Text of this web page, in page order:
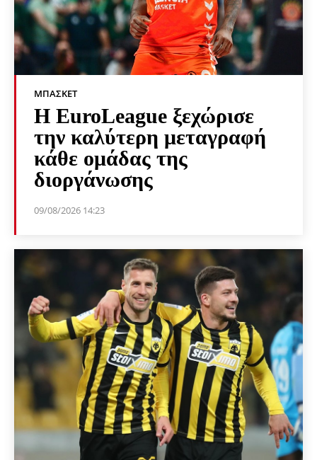
ΜΠΆΣΚΕΤ
Η EuroLeague ξεχώρισε
την καλύτερη μεταγραφή
κάθε ομάδας της
διοργάνωσης
09/08/2026 14:23